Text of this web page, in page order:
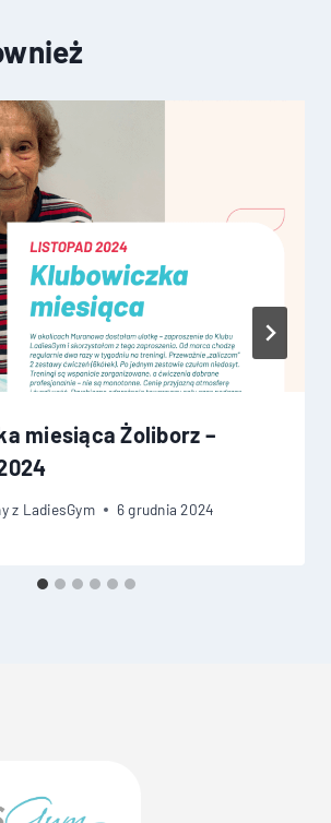
miesiąca Żoliborz –
z LadiesGym 6 grudnia 2024